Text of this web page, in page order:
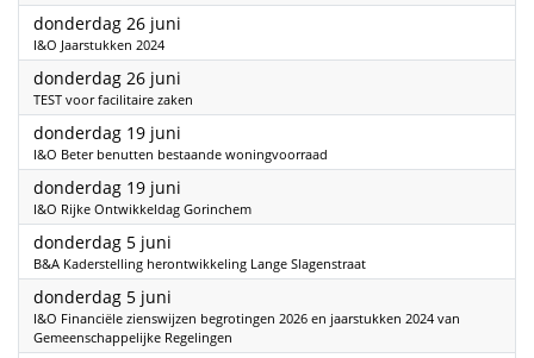
donderdag 26 juni
I&O Jaarstukken 2024
donderdag 26 juni
TEST voor facilitaire zaken
donderdag 19 juni
I&O Beter benutten bestaande woningvoorraad
donderdag 19 juni
I&O Rijke Ontwikkeldag Gorinchem
donderdag 5 juni
B&A Kaderstelling herontwikkeling Lange Slagenstraat
donderdag 5 juni
I&O Financiële zienswijzen begrotingen 2026 en jaarstukken 2024 van
Gemeenschappelijke Regelingen